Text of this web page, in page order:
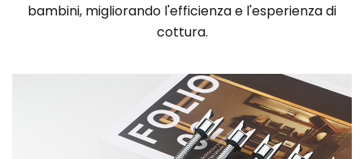
bambini, migliorando l'efficienza e l'esperienza di
cottura.